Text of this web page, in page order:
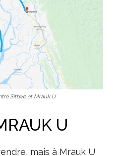
Sittwe et Mrauk U.
U
mais à Mrauk U